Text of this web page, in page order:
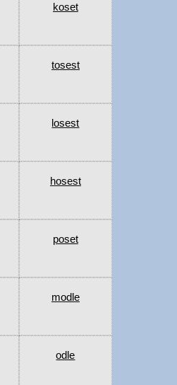
koset
tosest
losest
hosest
poset
modle
odle